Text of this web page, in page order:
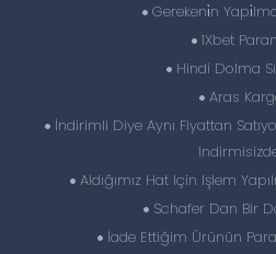
Gerekeni̇n
1Xbet
Hindi Dolma
Aras
İndirimli Diye Aynı Fiyattan
Aldığımız Hat Için Işlem
Schafer Dan Bir
İade Ettiğim Ürünün